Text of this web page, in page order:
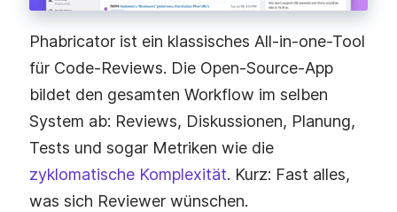
Phabricator ist ein klassisches All-in-one-Tool
für Code-Reviews. Die Open-Source-App
bildet den gesamten Workflow im selben
System ab: Reviews, Diskussionen, Planung,
Tests und sogar Metriken wie die
zyklomatische Komplexität. Kurz: Fast alles,
was sich Reviewer wünschen.